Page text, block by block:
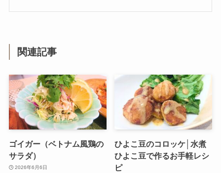
関連記事
ゴイガー（ベトナム風鶏の
サラダ）
2026年6月6日
ひよこ豆のコロッケ│水煮
ひよこ豆で作るお手軽レシ
ピ